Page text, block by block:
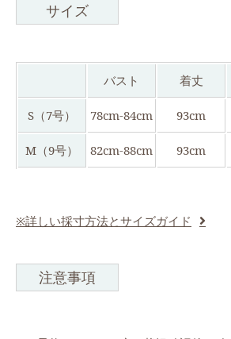
サイズ
バスト 着丈
S（7号） 78cm-84cm 93cm
M（9号） 82cm-88cm 93cm
※詳しい採寸方法とサイズガイド
注意事項